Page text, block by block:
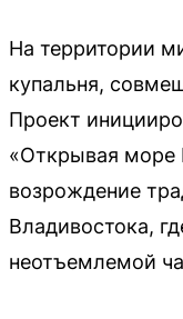
На территории
купальня,
Проект
«Открывая море
возрождение
Владивостока,
неотъемлемой